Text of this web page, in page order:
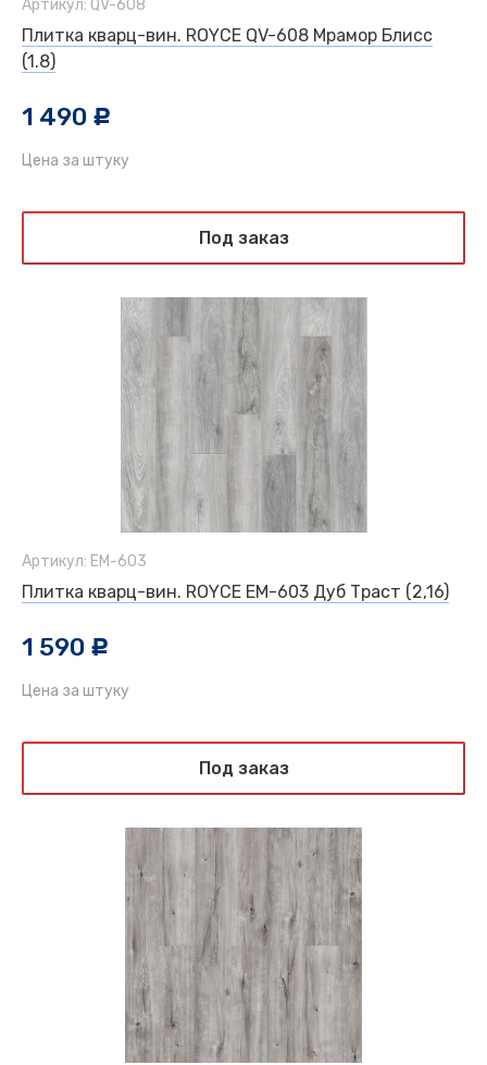
Артикул: QV-608
Плитка кварц-вин. ROYCE QV-608 Мрамор Блисс
(1.8)
1 490 c
Цена за штуку
Под заказ
Артикул: EM-603
Плитка кварц-вин. ROYCE EM-603 Дуб Траст (2,16)
1 590 c
Цена за штуку
Под заказ